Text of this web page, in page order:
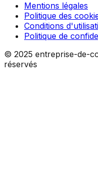
Mentions légales
Politique des
Conditions
Politique de
© 2025 entreprise-de-
réservés